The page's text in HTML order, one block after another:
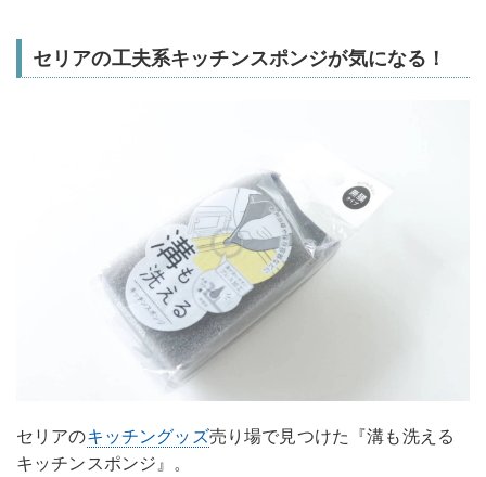
セリアの工夫系キッチンスポンジが気になる！
セリアのキッチングッズ売り場で見つけた『溝も洗える
キッチンスポンジ』。